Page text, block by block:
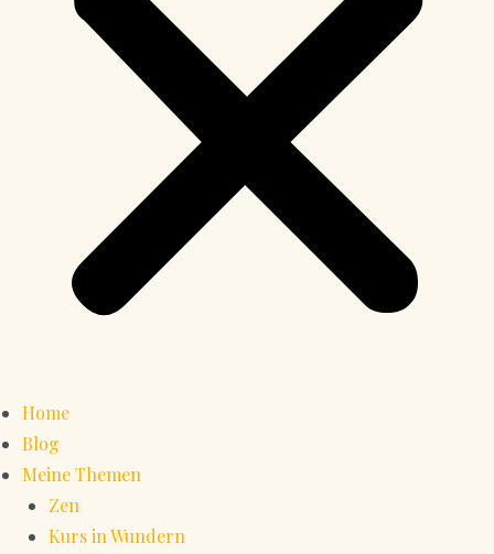
Home
Blog
Meine Themen
Zen
Kurs in Wundern